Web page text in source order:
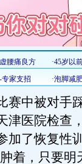
赛中被对手
津医院检查
加了恢复性
着，只要